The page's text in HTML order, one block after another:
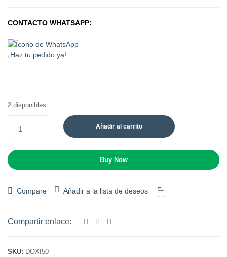
CONTACTO WHATSAPP:
¡Haz tu pedido ya!
2 disponibles
Añadir al carrito
Buy Now
Compare Añadir a la lista de deseos
Compartir enlace:
SKU: DOXI50